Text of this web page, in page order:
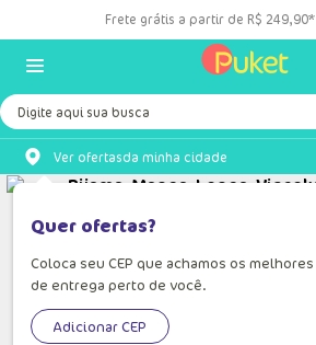
Frete grátis a partir de R$ 249,90*
Digite aqui sua busca
Ver ofertasda minha cidade
Quer ofertas?
Coloca seu CEP que achamos os
de entrega perto de você.
Adicionar CEP